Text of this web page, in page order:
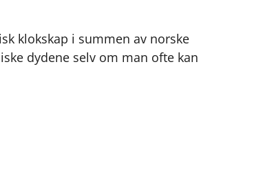
klokskap i summen av norske
dydene selv om man ofte kan